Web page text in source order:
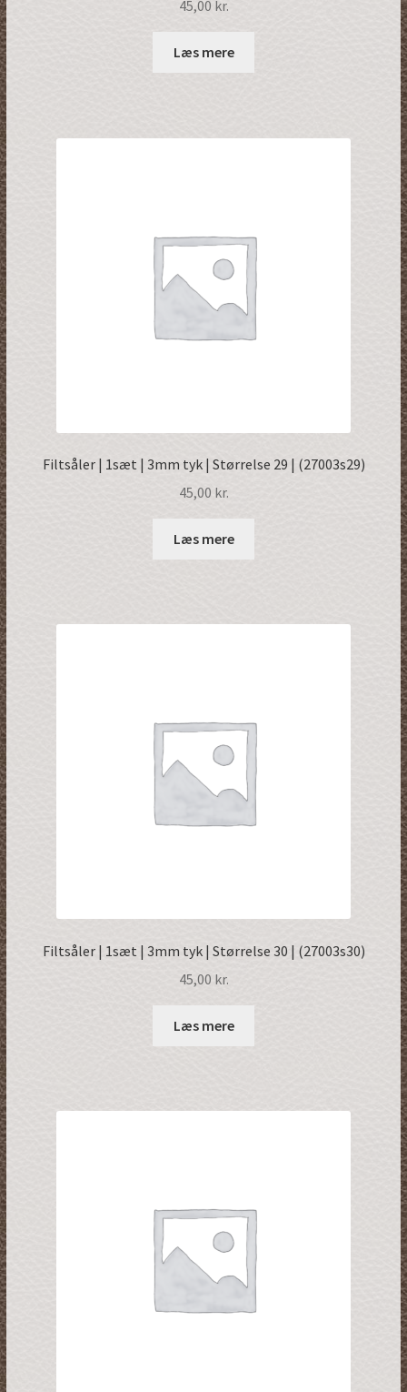
45,00 kr.
Læs mere
Filtsåler | 1sæt | 3mm tyk | Størrelse 29 | (27003s29)
45,00 kr.
Læs mere
Filtsåler | 1sæt | 3mm tyk | Størrelse 30 | (27003s30)
45,00 kr.
Læs mere